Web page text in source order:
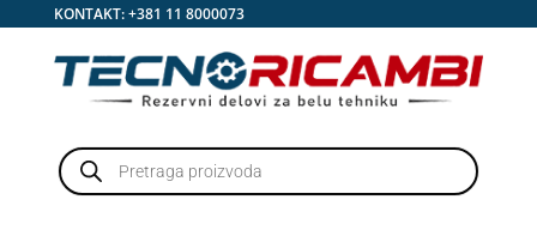
KONTAKT:+381 11 8000073
Products
search